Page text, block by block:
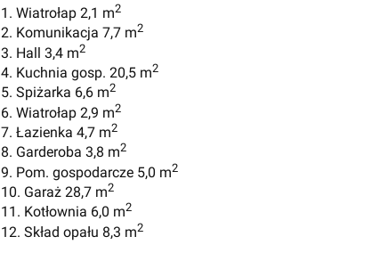
1. Wiatrołap 2,1 m2
2. Komunikacja 7,7 m2
3. Hall 3,4 m2
4. Kuchnia gosp. 20,5 m2
5. Spiżarka 6,6 m2
6. Wiatrołap 2,9 m2
7. Łazienka 4,7 m2
8. Garderoba 3,8 m2
9. Pom. gospodarcze 5,0 m2
10. Garaż 28,7 m2
11. Kotłownia 6,0 m2
12. Skład opału 8,3 m2